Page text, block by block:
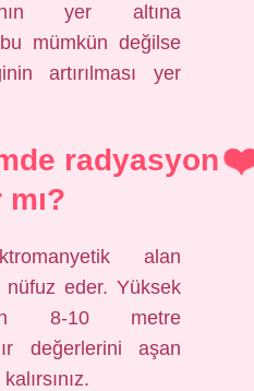
yer altına
mümkün değilse
artırılması yer
radyasyon
alan
eder. Yüksek
8-10 metre
değerlerini aşan